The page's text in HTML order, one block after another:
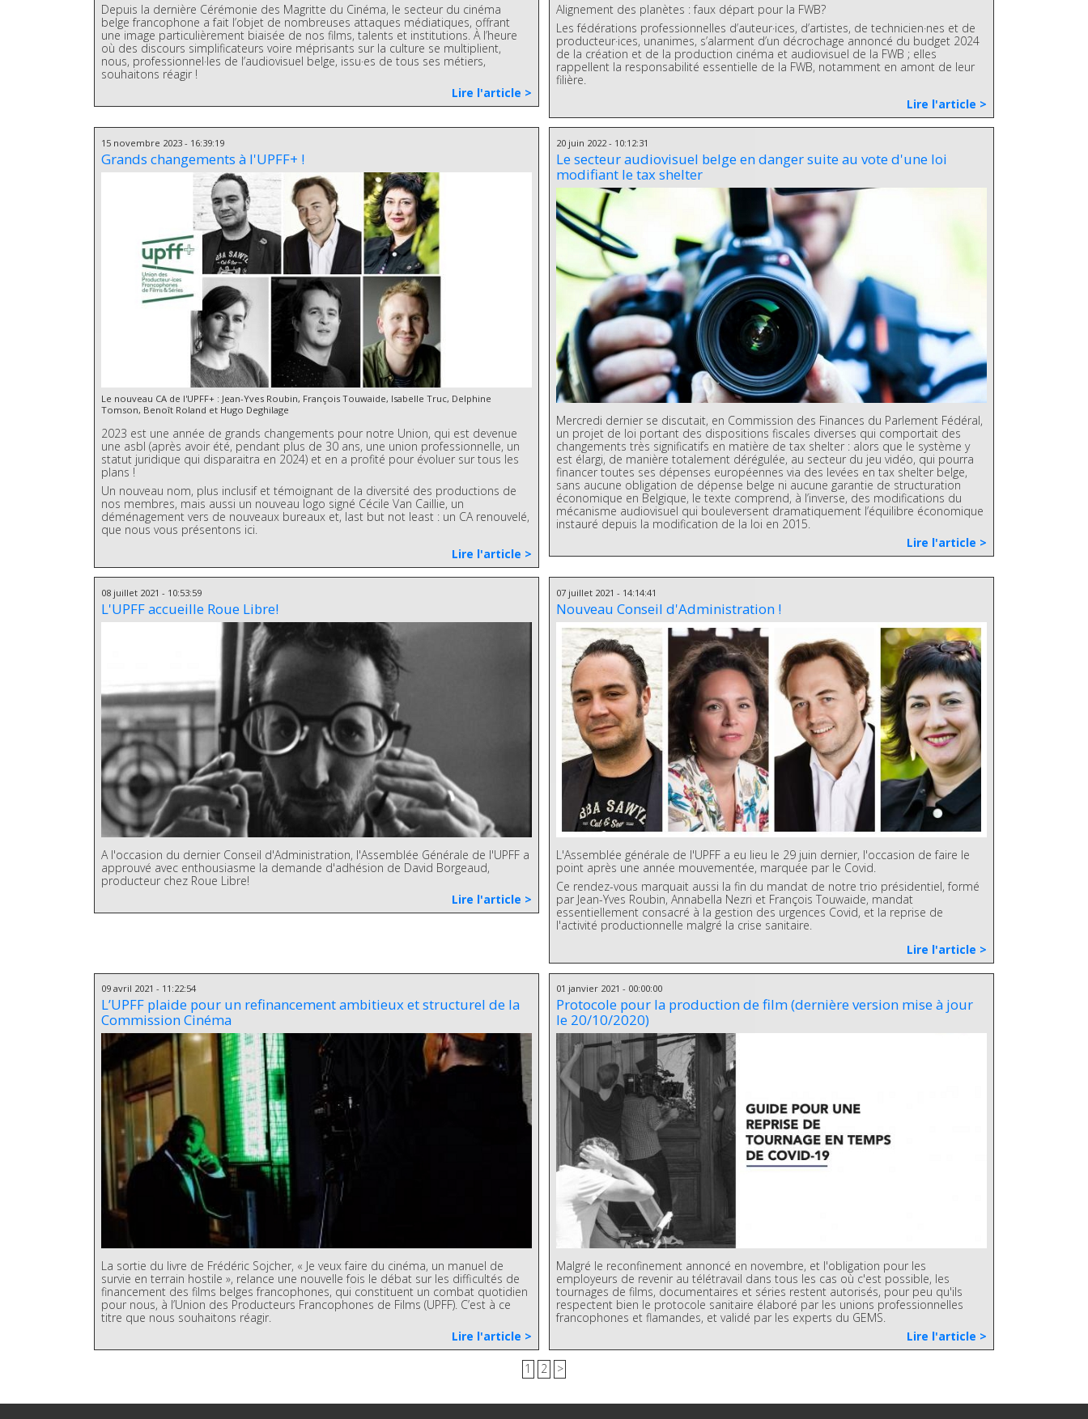
Depuis la dernière Cérémonie des Magritte du Cinéma, le secteur du cinéma
belge francophone a fait l’objet de nombreuses attaques médiatiques, offrant
une image particulièrement biaisée de nos films, talents et institutions. À l’heure
où des discours simplificateurs voire méprisants sur la culture se multiplient,
nous, professionnel·les de l’audiovisuel belge, issu·es de tous ses métiers,
souhaitons réagir !
Lire l'article >
Alignement des planètes : faux départ pour la FWB?
Les fédérations professionnelles d’auteur·ices, d’artistes, de technicien·nes et de
producteur·ices, unanimes, s’alarment d’un décrochage annoncé du budget 2024
de la création et de la production cinéma et audiovisuel de la FWB ; elles
rappellent la responsabilité essentielle de la FWB, notamment en amont de leur
filière.
Lire l'article >
15 novembre 2023 - 16:39:19
Grands changements à l'UPFF+ !
Le nouveau CA de l'UPFF+ : Jean-Yves Roubin, François Touwaide, Isabelle Truc, Delphine
Tomson, Benoît Roland et Hugo Deghilage
2023 est une année de grands changements pour notre Union, qui est devenue
une asbl (après avoir été, pendant plus de 30 ans, une union professionnelle, un
statut juridique qui disparaitra en 2024) et en a profité pour évoluer sur tous les
plans !
Un nouveau nom, plus inclusif et témoignant de la diversité des productions de
nos membres, mais aussi un nouveau logo signé Cécile Van Caillie, un
déménagement vers de nouveaux bureaux et, last but not least : un CA renouvelé,
que nous vous présentons ici.
Lire l'article >
20 juin 2022 - 10:12:31
Le secteur audiovisuel belge en danger suite au vote d'une loi
modifiant le tax shelter
Mercredi dernier se discutait, en Commission des Finances du Parlement Fédéral,
un projet de loi portant des dispositions fiscales diverses qui comportait des
changements très significatifs en matière de tax shelter : alors que le système y
est élargi, de manière totalement dérégulée, au secteur du jeu vidéo, qui pourra
financer toutes ses dépenses européennes via des levées en tax shelter belge,
sans aucune obligation de dépense belge ni aucune garantie de structuration
économique en Belgique, le texte comprend, à l’inverse, des modifications du
mécanisme audiovisuel qui bouleversent dramatiquement l’équilibre économique
instauré depuis la modification de la loi en 2015.
Lire l'article >
08 juillet 2021 - 10:53:59
L'UPFF accueille Roue Libre!
A l'occasion du dernier Conseil d'Administration, l'Assemblée Générale de l'UPFF a
approuvé avec enthousiasme la demande d'adhésion de David Borgeaud,
producteur chez Roue Libre!
Lire l'article >
07 juillet 2021 - 14:14:41
Nouveau Conseil d'Administration !
L'Assemblée générale de l'UPFF a eu lieu le 29 juin dernier, l'occasion de faire le
point après une année mouvementée, marquée par le Covid.
Ce rendez-vous marquait aussi la fin du mandat de notre trio présidentiel, formé
par Jean-Yves Roubin, Annabella Nezri et François Touwaide, mandat
essentiellement consacré à la gestion des urgences Covid, et la reprise de
l'activité productionnelle malgré la crise sanitaire.
Lire l'article >
09 avril 2021 - 11:22:54
L’UPFF plaide pour un refinancement ambitieux et structurel de la
Commission Cinéma
La sortie du livre de Frédéric Sojcher, « Je veux faire du cinéma, un manuel de
survie en terrain hostile », relance une nouvelle fois le débat sur les difficultés de
financement des films belges francophones, qui constituent un combat quotidien
pour nous, à l’Union des Producteurs Francophones de Films (UPFF). C’est à ce
titre que nous souhaitons réagir.
Lire l'article >
01 janvier 2021 - 00:00:00
Protocole pour la production de film (dernière version mise à jour
le 20/10/2020)
Malgré le reconfinement annoncé en novembre, et l'obligation pour les
employeurs de revenir au télétravail dans tous les cas où c'est possible, les
tournages de films, documentaires et séries restent autorisés, pour peu qu'ils
respectent bien le protocole sanitaire élaboré par les unions professionnelles
francophones et flamandes, et validé par les experts du GEMS.
Lire l'article >
1 2 >